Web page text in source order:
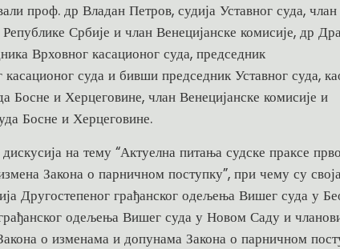
проф. др Владан Петров, судија Уставног суда,
Србије и члан Венецијанске комисије, др
Врховног касационог суда, председник
суда и бивши председник Уставног суда,
Босне и Херцеговине, члан Венецијанске комисије и
Босне и Херцеговине.
на тему “Актуелна питања судске праксе
Закона о парничном поступку”, при чему су
Другостепеног грађанског одељења Вишег суда у
одељења Вишег суда у Новом Саду и
о изменама и допунама Закона о парничном